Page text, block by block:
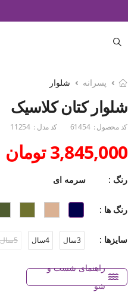
پسرانه شلوار
شلوار کتان کلاسیک
کد محصول : 61454 کد مدل : 11254
3,845,000 تومان
رنگ : سرمه ای
رنگ ها :
سایزها : 3سال 4سال 5سال
راهنمای شست و
شو